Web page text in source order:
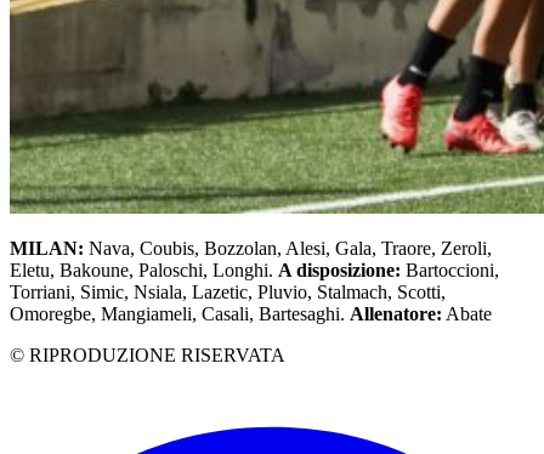
MILAN: Nava, Coubis, Bozzolan, Alesi, Gala, Traore, Zeroli,
Eletu, Bakoune, Paloschi, Longhi. A disposizione: Bartoccioni,
Torriani, Simic, Nsiala, Lazetic, Pluvio, Stalmach, Scotti,
Omoregbe, Mangiameli, Casali, Bartesaghi. Allenatore: Abate
© RIPRODUZIONE RISERVATA